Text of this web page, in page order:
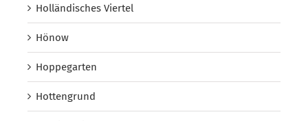
Holländisches Viertel
Hönow
Hoppegarten
Hottengrund